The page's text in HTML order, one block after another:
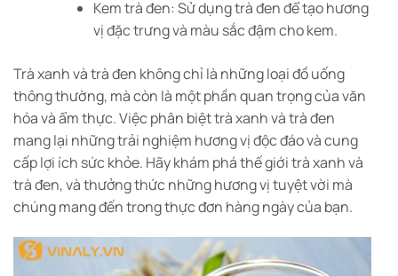
Kem trà đen: Sử dụng trà đen để tạo hương
vị đặc trưng và màu sắc đậm cho kem.
Trà xanh và trà đen không chỉ là những loại đồ uống
thông thường, mà còn là một phần quan trọng của văn
hóa và ẩm thực. Việc phân biệt trà xanh và trà đen
mang lại những trải nghiệm hương vị độc đáo và cung
cấp lợi ích sức khỏe. Hãy khám phá thế giới trà xanh và
trà đen, và thưởng thức những hương vị tuyệt vời mà
chúng mang đến trong thực đơn hàng ngày của bạn.